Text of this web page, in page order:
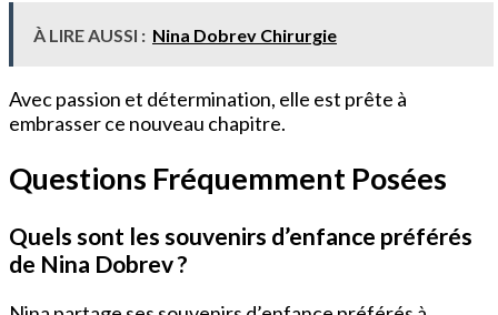
À LIRE AUSSI : Nina Dobrev Chirurgie
Avec passion et détermination, elle est prête à
embrasser ce nouveau chapitre.
Questions Fréquemment Posées
Quels sont les souvenirs d’enfance préférés
de Nina Dobrev ?